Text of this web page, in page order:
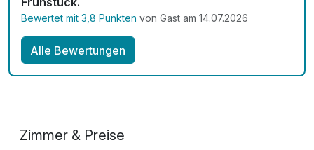
Bewertet mit 3,8 Punkten von Gast am 14.07.2026
Alle Bewertungen
Zimmer & Preise